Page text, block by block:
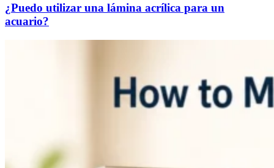
¿Puedo utilizar una lámina acrílica para un
acuario?